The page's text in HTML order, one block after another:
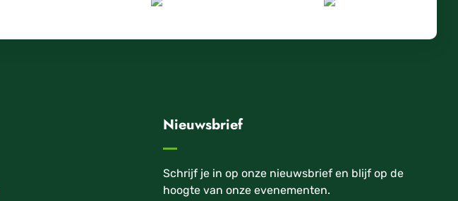
Nieuwsbrief
Schrijf je in op onze nieuwsbrief en blijf op de
hoogte van onze evenementen.